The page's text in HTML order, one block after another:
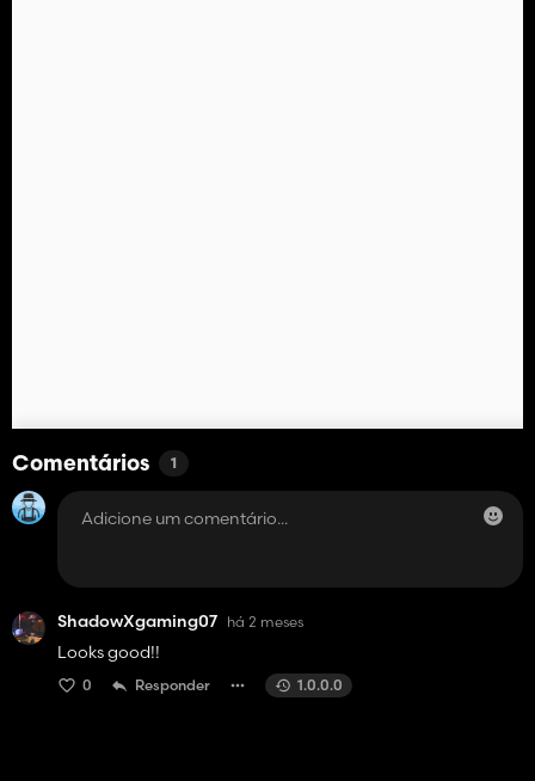
Comentários 1
ShadowXgaming07 há 2 meses
Looks good!!
0 Responder 1.0.0.0